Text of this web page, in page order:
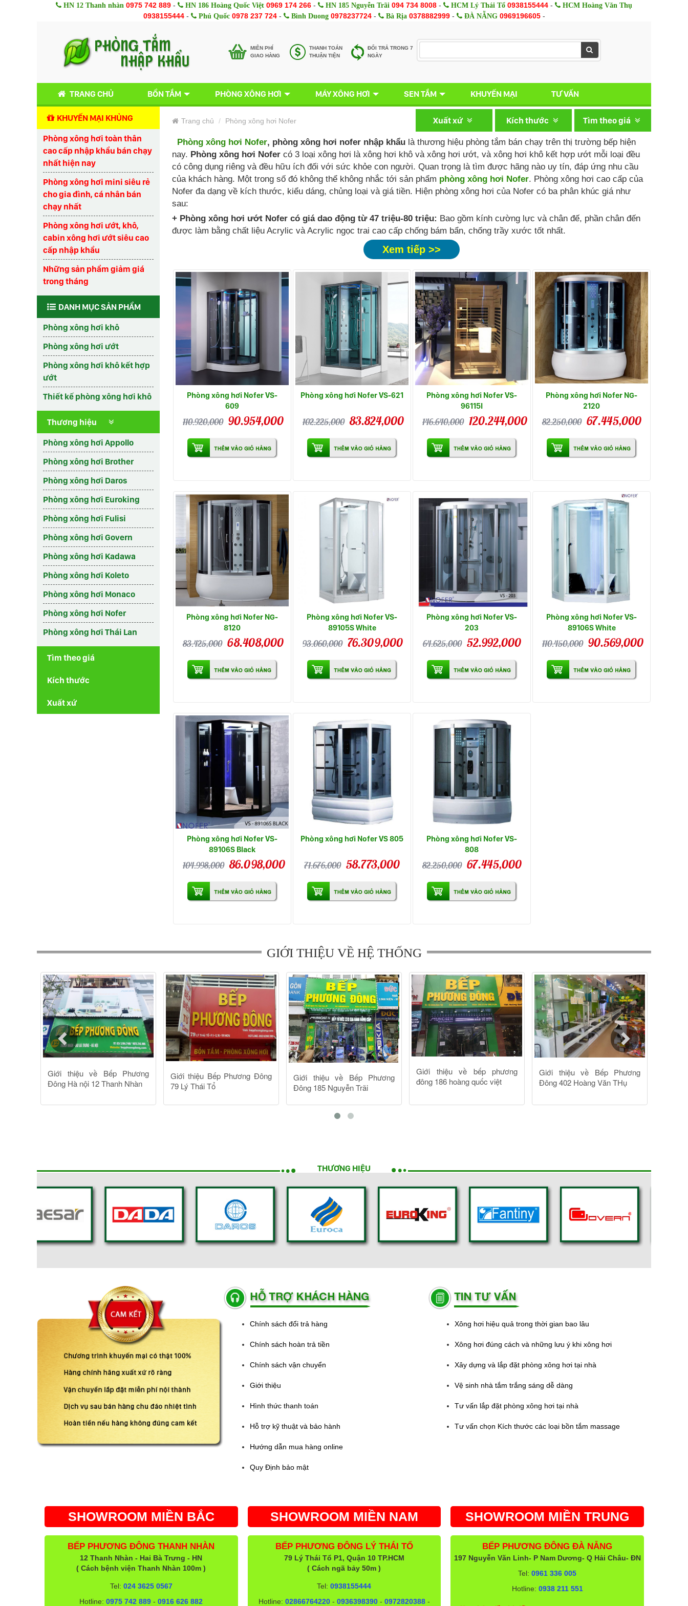
HN 12 Thanh nhàn 0975 742 889 - HN 186 Hoàng Quốc Việt 0969 174 266 - HN 185 Nguyễn Trãi 094 734 8008 - HCM Lý Thái Tổ 0938155444 - HCM Hoàng Văn Thụ
0938155444- Phú Quốc 0978 237 724- Bình Duong 0978237724- Bà Rịa 0378882999- ĐÀ NẴNG 0969196605-
MIÊN PHÍ
GIAO HÀNG
THANH TOÁN
THUẬN TIỆN
ĐỔI TRẢ TRONG 7
NGÀY
TRANG CHỦ BỒN TẮM PHÒNG XÔNG HƠI MÁY XÔNG HƠI SEN TẮM KHUYẾN MẠI TƯ VẤN
KHUYẾN MẠI KHỦNG
Phòng xông hơi toàn thân
cao cấp nhập khẩu bán chạy
nhất hiện nay
Phòng xông hơi mini siêu rẻ
cho gia đình, cá nhân bán
chạy nhất
Phòng xông hơi ướt, khô,
cabin xông hơi ướt siêu cao
cấp nhập khẩu
Những sản phẩm giảm giá
trong tháng
DANH MỤC SẢN PHẨM
Phòng xông hơi khô
Phòng xông hơi ướt
Phòng xông hơi khô kết hợp
ướt
Thiết kế phòng xông hơi khô
Thương hiệu
Phòng xông hơi Appollo
Phòng xông hơi Brother
Phòng xông hơi Daros
Phòng xông hơi Euroking
Phòng xông hơi Fulisi
Phòng xông hơi Govern
Phòng xông hơi Kadawa
Phòng xông hơi Koleto
Phòng xông hơi Monaco
Phòng xông hơi Nofer
Phòng xông hơi Thái Lan
Tìm theo giá
Kích thước
Xuất xứ
Trang chủ Phòng xông hơi Nofer Tìm theo giá
Kích thước
Xuất xứ
Phòng xông hơi Nofer, phòng xông hơi nofer nhập khẩu là thương hiệu phòng tắm bán chạy trên thị trường bếp hiện
nay. Phòng xông hơi Nofer có 3 loại xông hơi là xông hơi khô và xông hơi ướt, và xông hơi khô kết hợp ướt mỗi loại đều
có công dụng riêng và đều hữu ích đối với sức khỏe con người. Quan trọng là tìm được hãng nào uy tín, đáp ứng nhu cầu
của khách hàng. Một trong số đó không thể không nhắc tới sản phẩm phòng xông hơi Nofer. Phòng xông hơi cao cấp của
Nofer đa dạng về kích thước, kiểu dáng, chủng loại và giá tiền. Hiện phòng xông hơi của Nofer có ba phân khúc giá như
sau:
+ Phòng xông hơi ướt Nofer có giá dao động từ 47 triệu-80 triệu: Bao gồm kính cường lực và chân đế, phần chân đến
được làm bằng chất liệu Acrylic và Acrylic ngọc trai cao cấp chống bám bẩn, chống trầy xước tốt nhất.
Xem tiếp >>
Phòng xông hơi Nofer VS-
609
110.920,000 90.954,000
Phòng xông hơi Nofer VS-621
102.225,000 83.824,000
Phòng xông hơi Nofer VS-
96115I
146.640,000 120.244,000
Phòng xông hơi Nofer NG-
2120
82.250,000 67.445,000
Phòng xông hơi Nofer NG-
8120
83.425,000 68.408,000
Phòng xông hơi Nofer VS-
89105S White
93.060,000 76.309,000
Phòng xông hơi Nofer VS-
203
64.625,000 52.992,000
Phòng xông hơi Nofer VS-
89106S White
110.450,000 90.569,000
Phòng xông hơi Nofer VS-
89106S Black
104.998,000 86.098,000
Phòng xông hơi Nofer VS 805
71.676,000 58.773,000
Phòng xông hơi Nofer VS-
808
82.250,000 67.445,000
THƯƠNG HIỆU
Chính sách đổi trả hàng
Chính sách hoàn trả tiền
Chính sách vận chuyển
Giới thiệu
Hình thức thanh toán
Hỗ trợ kỹ thuật và bảo hành
Hướng dẫn mua hàng online
Quy Định bảo mật
Xông hơi hiệu quả trong thời gian bao lâu
Xông hơi đúng cách và những lưu ý khi xông hơi
Xây dựng và lắp đặt phòng xông hơi tại nhà
Vệ sinh nhà tắm trắng sáng dễ dàng
Tư vấn lắp đặt phòng xông hơi tại nhà
Tư vấn chọn Kích thước các loại bồn tắm massage
SHOWROOM MIỀN BẮC
BẾP PHƯƠNG ĐÔNG THANH NHÀN
12 Thanh Nhàn - Hai Bà Trưng - HN
( Cách bệnh viện Thanh Nhàn 100m )
Tel: 024 3625 0567
Hotline:0975 742 889 -0916 626 882
SHOWROOM MIỀN NAM
BẾP PHƯƠNG ĐÔNG LÝ THÁI TỔ
79 Lý Thái Tổ P1, Quận 10 TP.HCM
( Cách ngã bảy 50m )
Tel:0938155444
Hotline: 02866764220- 0936398390- 0972820388-
SHOWROOM MIỀN TRUNG
BẾP PHƯƠNG ĐÔNG ĐÀ NẴNG
197 Nguyễn Văn Linh- P Nam Dương- Q Hải Châu- ĐN
Tel:0961 336 005
Hotline: 0938 211 551